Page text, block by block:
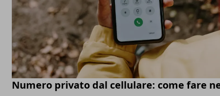
Numero privato dal cellulare: come fare